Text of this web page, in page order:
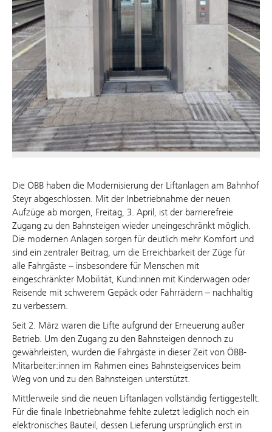
Die ÖBB haben die Modernisierung der Liftanlagen am Bahnhof
Steyr abgeschlossen. Mit der Inbetriebnahme der neuen
Aufzüge ab morgen, Freitag, 3. April, ist der barrierefreie
Zugang zu den Bahnsteigen wieder uneingeschränkt möglich.
Die modernen Anlagen sorgen für deutlich mehr Komfort und
sind ein zentraler Beitrag, um die Erreichbarkeit der Züge für
alle Fahrgäste – insbesondere für Menschen mit
eingeschränkter Mobilität, Kund:innen mit Kinderwagen oder
Reisende mit schwerem Gepäck oder Fahrrädern – nachhaltig
zu verbessern.
Seit 2. März waren die Lifte aufgrund der Erneuerung außer
Betrieb. Um den Zugang zu den Bahnsteigen dennoch zu
gewährleisten, wurden die Fahrgäste in dieser Zeit von ÖBB-
Mitarbeiter:innen im Rahmen eines Bahnsteigservices beim
Weg von und zu den Bahnsteigen unterstützt.
Mittlerweile sind die neuen Liftanlagen vollständig fertiggestellt.
Für die finale Inbetriebnahme fehlte zuletzt lediglich noch ein
elektronisches Bauteil, dessen Lieferung ursprünglich erst in